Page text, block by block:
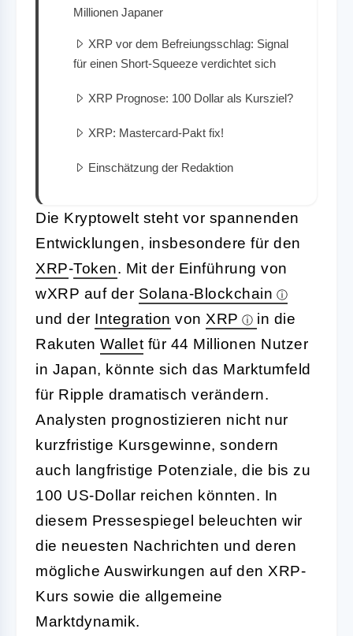
Millionen Japaner
XRP vor dem Befreiungsschlag: Signal
für einen Short-Squeeze verdichtet sich
XRP Prognose: 100 Dollar als Kursziel?
XRP: Mastercard-Pakt fix!
Einschätzung der Redaktion
Die Kryptowelt steht vor spannenden
Entwicklungen, insbesondere für den
XRP-Token. Mit der Einführung von
wXRP auf der Solana-Blockchain
und der Integration von XRP
in die
Rakuten Wallet für 44 Millionen Nutzer
in Japan, könnte sich das Marktumfeld
für Ripple dramatisch verändern.
Analysten prognostizieren nicht nur
kurzfristige Kursgewinne, sondern
auch langfristige Potenziale, die bis zu
100 US-Dollar reichen könnten. In
diesem Pressespiegel beleuchten wir
die neuesten Nachrichten und deren
mögliche Auswirkungen auf den XRP-
Kurs sowie die allgemeine
Marktdynamik.